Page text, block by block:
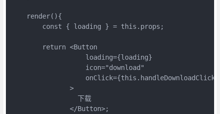
    render(){
        const { loading } = this.props;
        return <Button
                   loading={loading}
                   icon="download"
                   onClick={this.handleDownloadClick}
               >
                 下载
               </Button>;